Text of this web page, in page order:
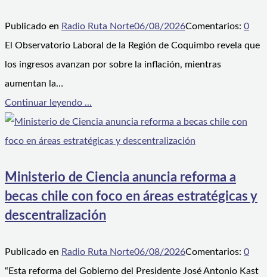
Publicado en Radio Ruta Norte06/08/2026Comentarios: 0
El Observatorio Laboral de la Región de Coquimbo revela que
los ingresos avanzan por sobre la inflación, mientras
aumentan la…
Continuar leyendo ...
Ministerio de Ciencia anuncia reforma a
becas chile con foco en áreas estratégicas y
descentralización
Publicado en Radio Ruta Norte06/08/2026Comentarios: 0
“Esta reforma del Gobierno del Presidente José Antonio Kast